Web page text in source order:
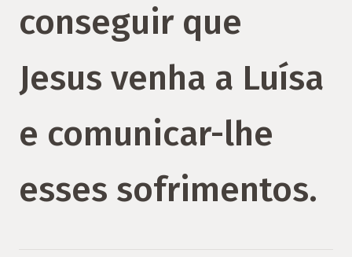
conseguir que
Jesus venha a Luísa
e comunicar-lhe
esses sofrimentos.